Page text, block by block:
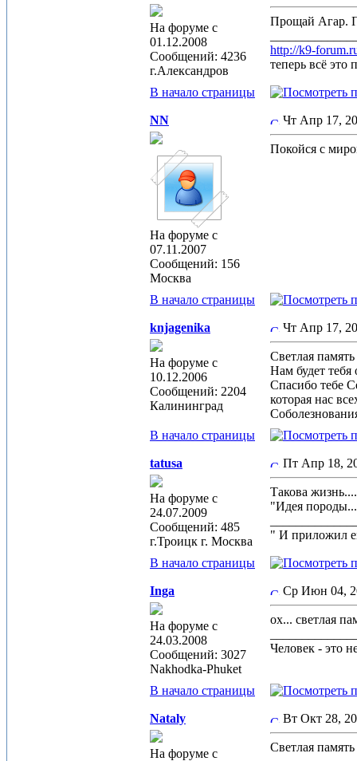
На форуме с
01.12.2008
Сообщений: 4236
г.Александров
Прощай Агар.
http://k9-
теперь всё это
В начало страницы
NN
На форуме с
07.11.2007
Сообщений: 156
Москва
Чт Апр 17,
Покойся с
В начало страницы
knjagenika
На форуме с
10.12.2006
Сообщений: 2204
Калининград
Чт Апр 17,
Светлая
Нам будет тебя
Спасибо тебе
которая нас
В начало страницы
tatusa
На форуме с
24.07.2009
Сообщений: 485
г.Троицк г. Москва
Пт Апр 18,
Такова
"Идея
" И приложил
В начало страницы
Inga
На форуме с
24.03.2008
Сообщений: 3027
Nakhodka-Phuket
Ср Июн 04,
ох... светлая
Человек - это
В начало страницы
Nataly
На форуме с
Вт Окт 28,
Светлая